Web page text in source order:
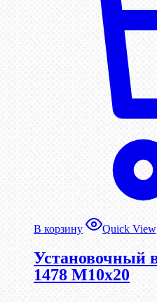
В корзину Quick View
Установочный
1478 М10х20